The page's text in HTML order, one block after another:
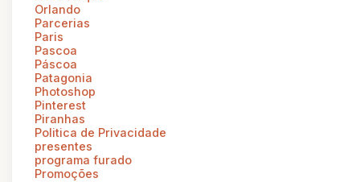
Orlando
Parcerias
Paris
Pascoa
Páscoa
Patagonia
Photoshop
Pinterest
Piranhas
Politica de Privacidade
presentes
programa furado
Promoções